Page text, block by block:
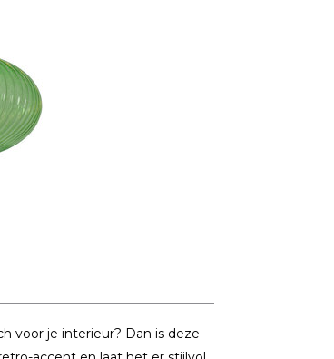
voor je interieur? Dan is deze